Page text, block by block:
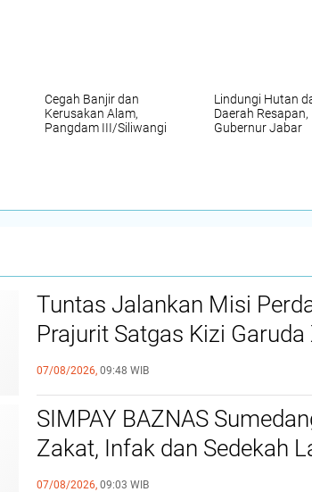
Cegah Banjir dan
Kerusakan Alam,
Pangdam III/Siliwangi
Lindungi Hutan
Daerah Resapan,
Gubernur Jabar
Tuntas Jalankan Misi
Prajurit Satgas Kizi
Panglima TNI
07/08/2026, 09:48 WIB
SIMPAY BAZNAS
Zakat, Infak dan Sedekah
Tingkat RW
07/08/2026, 09:03 WIB